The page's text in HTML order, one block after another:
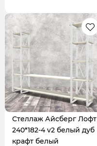
Стеллаж Айсберг Лофт
240*182-4 v2 белый дуб
крафт белый